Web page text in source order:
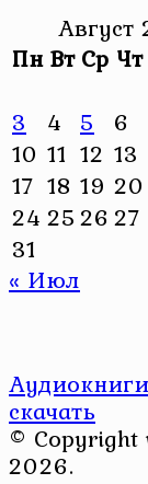
Август
Пн Вт Ср Чт
3
4 5 6
10 11 12 13
17 18 19 20
24 2526 27
31
« Июл
скачать
© Copyright
2026.